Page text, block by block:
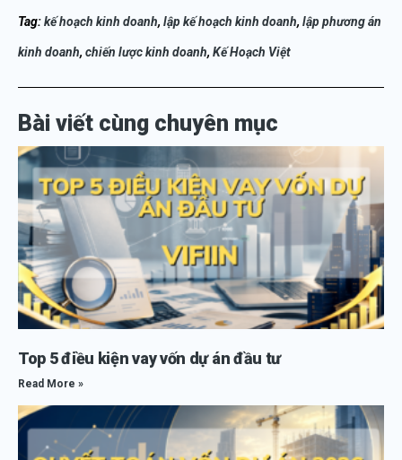
Tag:kếhoạch kinh doanh, lập kếhoạch kinh doanh, lập phươngán
kinh doanh, chiến lược kinh doanh, KếHoạch Việt
Bài viết cùng chuyên mục
Top 5 điều kiện vay vốn dự án đầu tư
Read More »